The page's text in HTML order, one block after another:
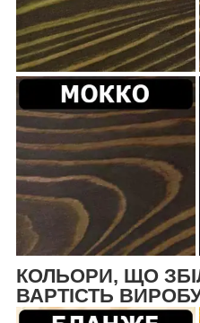
КОЛЬОРИ, ЩО
ВАРТІСТЬ